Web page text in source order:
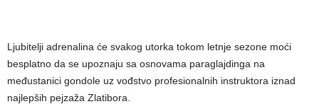
Ljubitelji adrenalina će svakog utorka tokom letnje sezone moći
besplatno da se upoznaju sa osnovama paraglajdinga na
međustanici gondole uz vođstvo profesionalnih instruktora iznad
najlepših pejzaža Zlatibora.